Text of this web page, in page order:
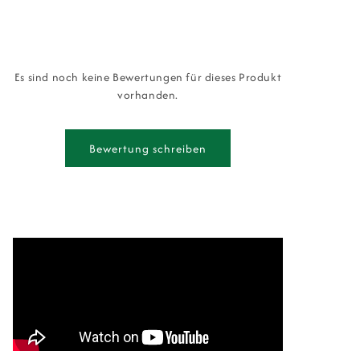
Es sind noch keine Bewertungen für dieses Produkt
vorhanden.
Bewertung schreiben